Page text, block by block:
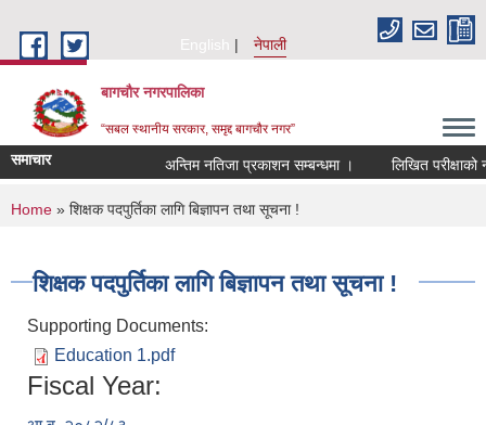
English
नेपाली
बागचौर नगरपालिका
“सबल स्थानीय सरकार, समृद्द बागचौर नगर”
समाचार अन्तिम नतिजा प्रकाशन सम्बन्धमा । लिखित परीक्षाको
You are here
Home » शिक्षक पदपुर्तिका लागि बिज्ञापन तथा सूचना !
शिक्षक पदपुर्तिका लागि बिज्ञापन तथा सूचना !
Supporting Documents:
Education 1.pdf
Fiscal Year: